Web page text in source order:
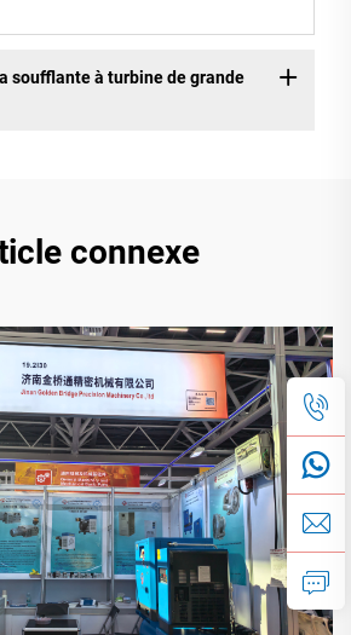
soufflante à turbine de grande
connexe